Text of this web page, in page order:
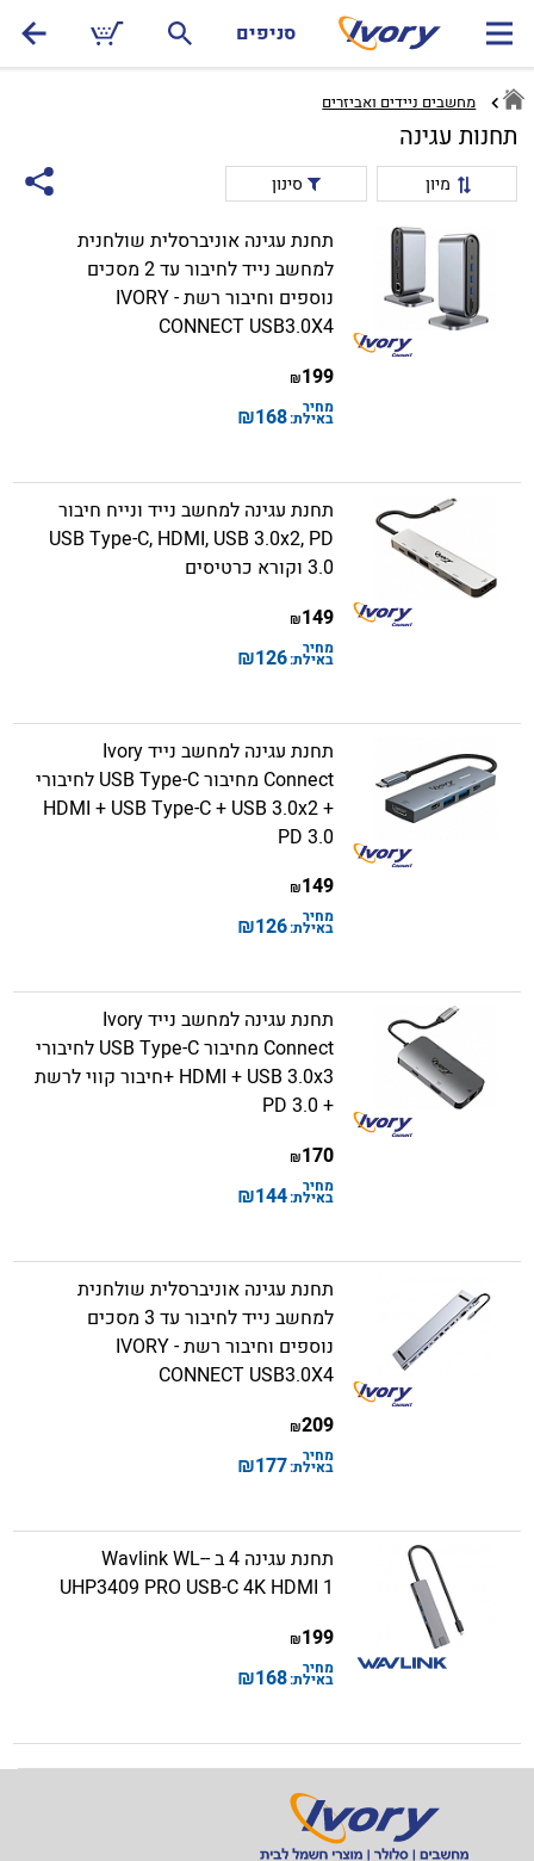
סניפים
מחשבים ניידים ואביזרים
תחנות עגינה
מיון סינון
תחנת עגינה אוניברסלית שולחנית
למחשב נייד לחיבור עד 2 מסכים
נוספים וחיבור רשת - IVORY
CONNECT USB3.0X4
199
₪
מחיר
באילת:168
₪
תחנת עגינה למחשב נייד ונייח חיבור
USB Type-C, HDMI, USB 3.0x2, PD
3.0 וקורא כרטיסים
149
₪
מחיר
באילת:126
₪
תחנת עגינה למחשב נייד Ivory
Connect מחיבור USB Type-C לחיבורי
HDMI + USB Type-C + USB 3.0x2 +
PD 3.0
149
₪
מחיר
באילת:126
₪
תחנת עגינה למחשב נייד Ivory
Connect מחיבור USB Type-C לחיבורי
HDMI + USB 3.0x3 +חיבור קווי לרשת
+ PD 3.0
170
₪
מחיר
באילת:144
₪
תחנת עגינה אוניברסלית שולחנית
למחשב נייד לחיבור עד 3 מסכים
נוספים וחיבור רשת - IVORY
CONNECT USB3.0X4
209
₪
מחיר
באילת:177
₪
תחנת עגינה 4 ב -Wavlink WL-
UHP3409 PRO USB-C 4K HDMI 1
199
₪
מחיר
באילת:168
₪